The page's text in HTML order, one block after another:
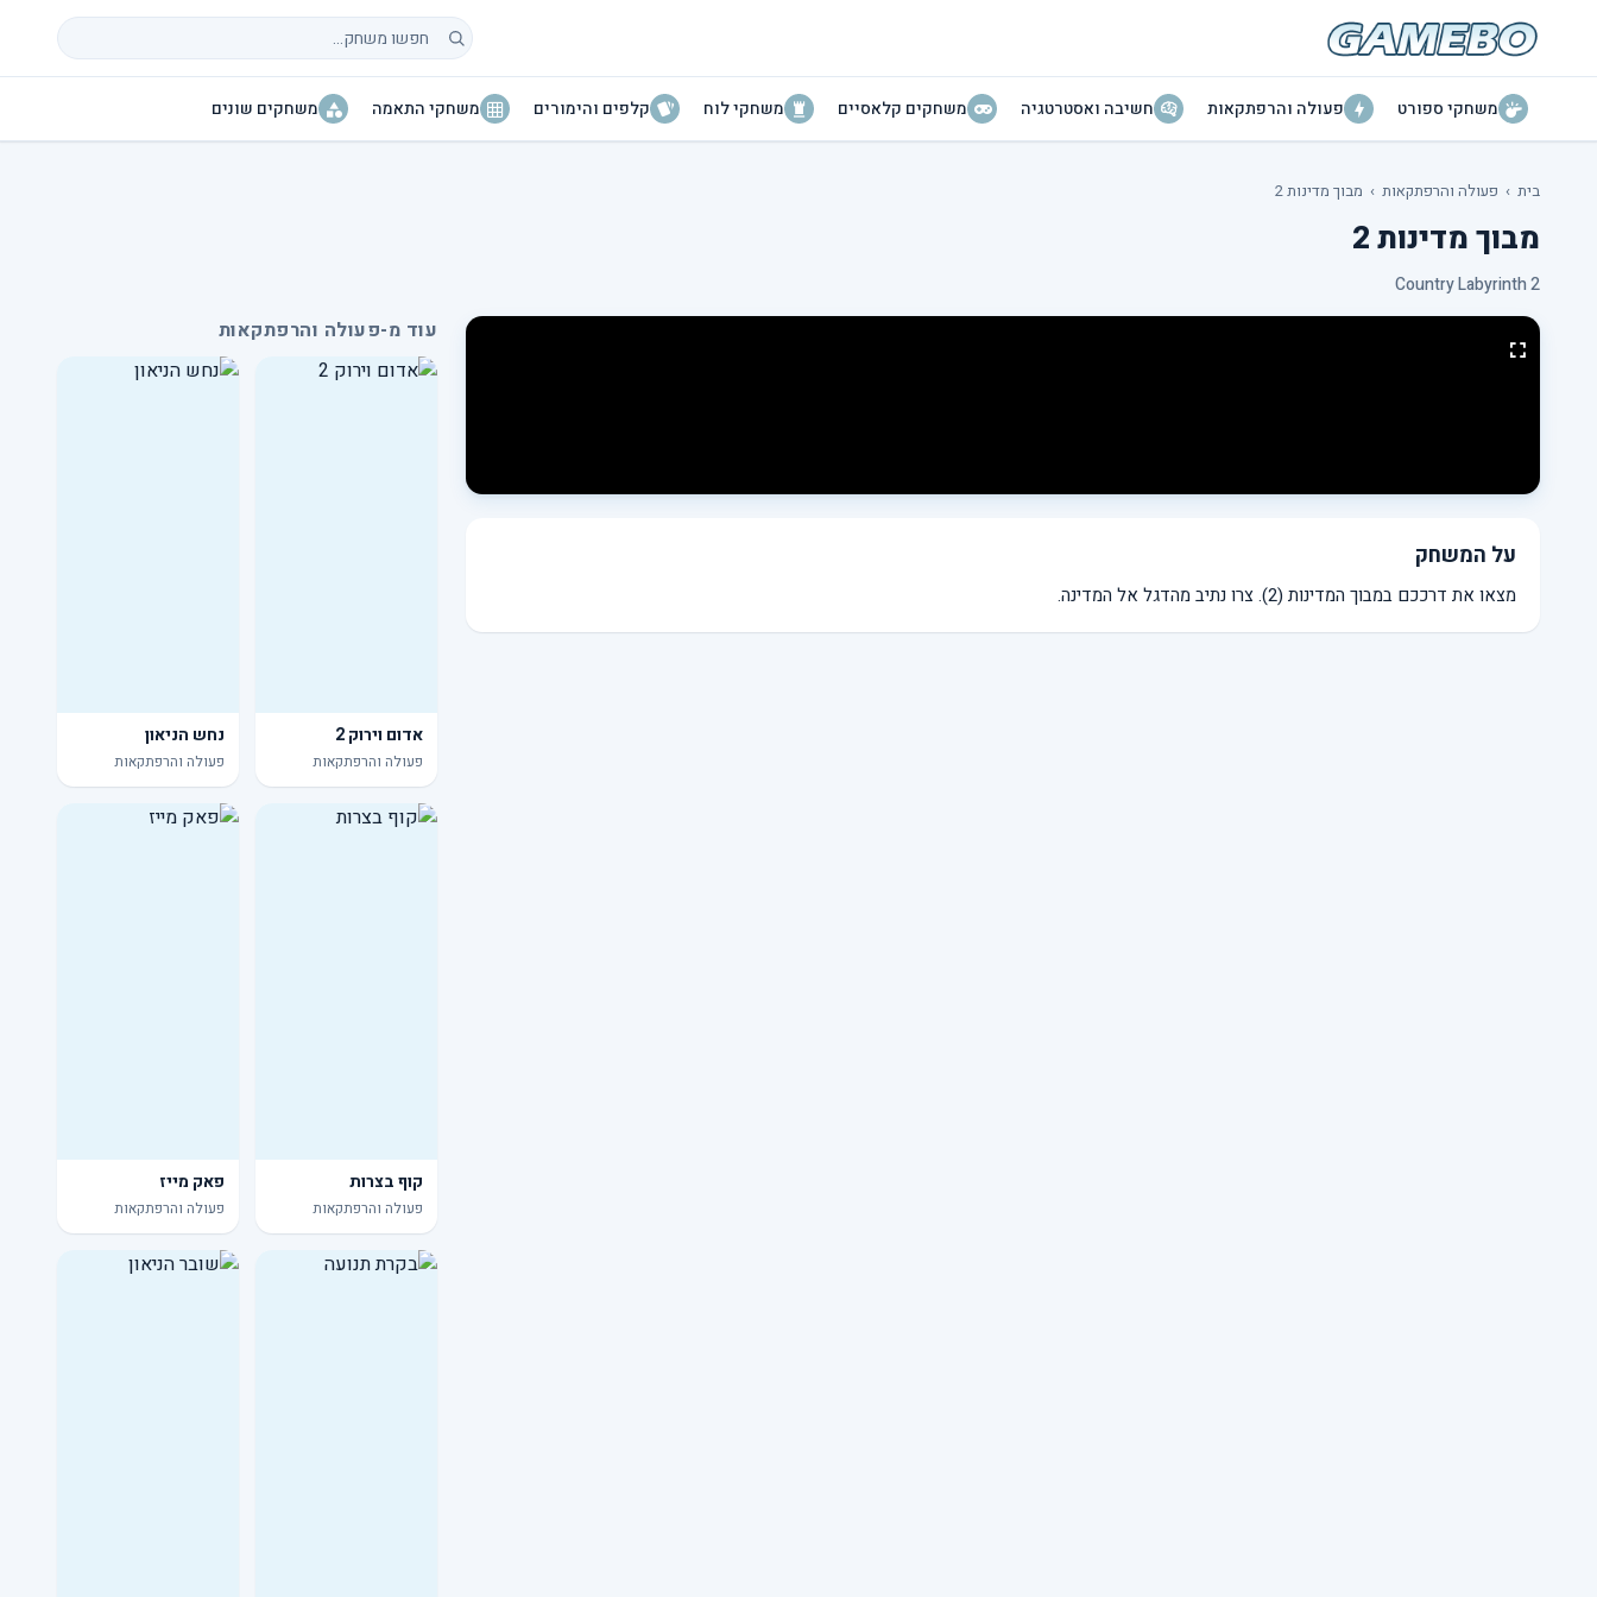
חיפוש משחקים
משחקי ספורט פעולה והרפתקאות חשיבה ואסטרטגיה משחקים קלאסיים משחקי לוח קלפים והימורים משחקי התאמה משחקים שונים
בית › פעולה והרפתקאות › מבוך מדינות 2
מבוך מדינות 2
Country Labyrinth 2
על המשחק
מצאו את דרככם במבוך המדינות (2). צרו נתיב מהדגל אל המדינה.
עוד מ-פעולה והרפתקאות
אדום וירוק 2
פעולה והרפתקאות
נחש הניאון
פעולה והרפתקאות
קוף בצרות
פעולה והרפתקאות
פאק מייז
פעולה והרפתקאות